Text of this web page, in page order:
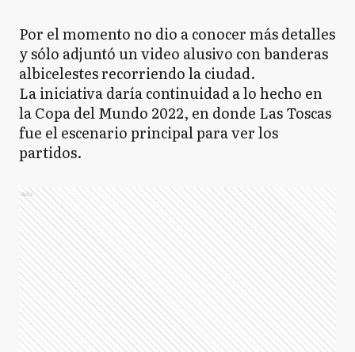
Por el momento no dio a conocer más detalles
y sólo adjuntó un video alusivo con banderas
albicelestes recorriendo la ciudad.
La iniciativa daría continuidad a lo hecho en
la Copa del Mundo 2022, en donde Las Toscas
fue el escenario principal para ver los
partidos.
Ads